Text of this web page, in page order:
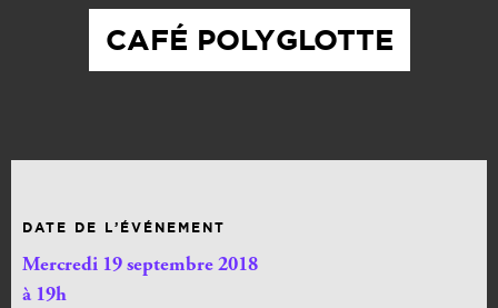
CAFÉ POLYGLOTTE
DATE DE L’ÉVÉNEMENT
Mercredi 19 septembre 2018
à 19h